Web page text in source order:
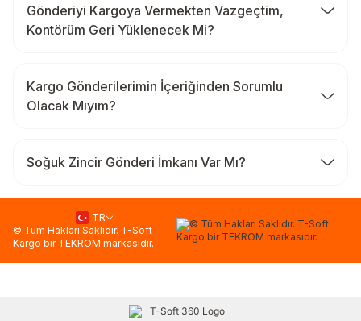
Gönderiyi Kargoya Vermekten Vazgeçtim,
Kontörüm Geri Yüklenecek Mi?
Kargo Gönderilerimin İçeriğinden Sorumlu
Olacak Mıyım?
Soğuk Zincir Gönderi İmkanı Var Mı?
TR
© Tüm Hakları Saklıdır. T-Soft
Kargo bir TEKROM markasıdır.